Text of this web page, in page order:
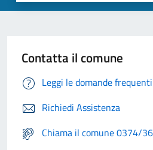
Contatta il comune
Leggi le domande frequenti
Richiedi Assistenza
Chiama il comune 0374/